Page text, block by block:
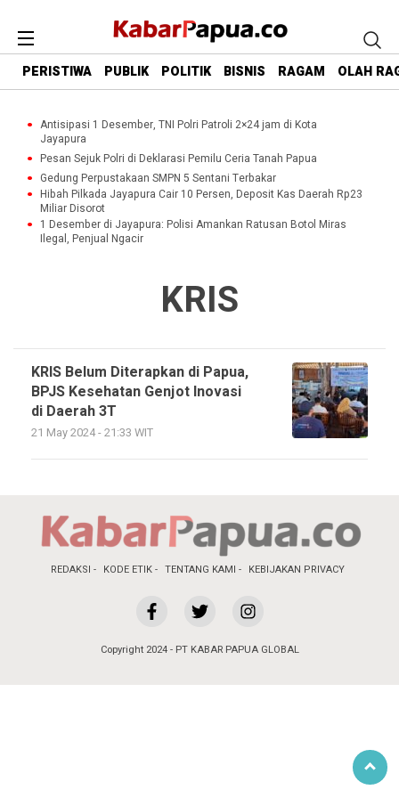
PERISTIWA PUBLIK POLITIK BISNIS RAGAM OLAH
Antisipasi 1 Desember, TNI Polri Patroli 2×24 jam di Kota
Jayapura
Pesan Sejuk Polri di Deklarasi Pemilu Ceria Tanah Papua
Gedung Perpustakaan SMPN 5 Sentani Terbakar
Hibah Pilkada Jayapura Cair 10 Persen, Deposit Kas Daerah Rp23
Miliar Disorot
1 Desember di Jayapura: Polisi Amankan Ratusan Botol Miras
Ilegal, Penjual Ngacir
KRIS
KRIS Belum Diterapkan di Papua,
BPJS Kesehatan Genjot Inovasi
di Daerah 3T
21 May 2024 - 21:33 WIT
REDAKSI KODE ETIK TENTANG KAMI KEBIJAKAN PRIVACY
Copyright 2024 - PT KABAR PAPUA GLOBAL